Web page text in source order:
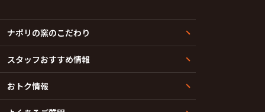
ナポリの窯のこだわり
スタッフおすすめ情報
おトク情報